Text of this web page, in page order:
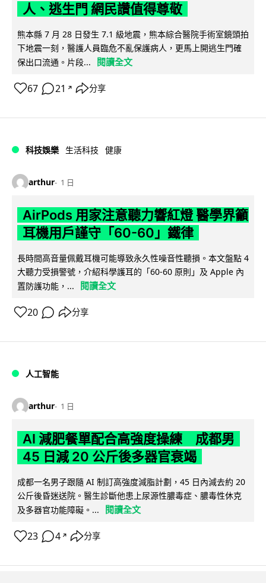
人、逃生門 網民讚值得尊敬
熊本縣 7 月 28 日發生 7.1 級地震，熊本綜合醫院手術室鏡頭拍
下地震一刻，醫護人員臨危不亂保護病人，更馬上開逃生門確
保出口流通。片段...
閱讀全文
67 21 ↗ 分享
科技娛樂 生活科技 健康
arthur 1 日
AirPods 用家注意聽力響紅燈 醫學界籲
耳機用戶謹守「60-60」鐵律
長時間高音量佩戴耳機可能導致永久性噪音性聽損。本文盤點 4
大聽力受損警號，介紹科學護耳的「60-60 原則」及 Apple 內
置防護功能，...
閱讀全文
20 分享
人工智能
arthur 1 日
AI 減肥餐單配合高強度操練 成都男
45 日減 20 公斤後多器官衰竭
成都一名男子跟隨 AI 制訂高強度減脂計劃，45 日內減去約 20
公斤後昏迷送院。醫生診斷他患上尿源性膿毒症、膿毒性休克
及多器官功能障礙。...
閱讀全文
23 4 ↗ 分享